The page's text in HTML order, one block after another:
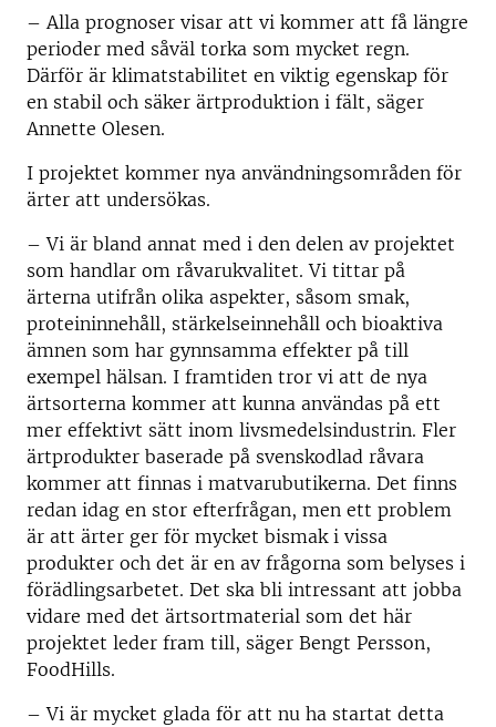
– Alla prognoser visar att vi kommer att få längre
perioder med såväl torka som mycket regn.
Därför är klimatstabilitet en viktig egenskap för
en stabil och säker ärtproduktion i fält, säger
Annette Olesen.
I projektet kommer nya användningsområden för
ärter att undersökas.
– Vi är bland annat med i den delen av projektet
som handlar om råvarukvalitet. Vi tittar på
ärterna utifrån olika aspekter, såsom smak,
proteininnehåll, stärkelseinnehåll och bioaktiva
ämnen som har gynnsamma effekter på till
exempel hälsan. I framtiden tror vi att de nya
ärtsorterna kommer att kunna användas på ett
mer effektivt sätt inom livsmedelsindustrin. Fler
ärtprodukter baserade på svenskodlad råvara
kommer att finnas i matvarubutikerna. Det finns
redan idag en stor efterfrågan, men ett problem
är att ärter ger för mycket bismak i vissa
produkter och det är en av frågorna som belyses i
förädlingsarbetet. Det ska bli intressant att jobba
vidare med det ärtsortmaterial som det här
projektet leder fram till, säger Bengt Persson,
FoodHills.
– Vi är mycket glada för att nu ha startat detta